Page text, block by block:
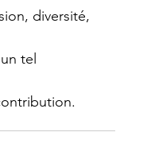
diversité,
un tel